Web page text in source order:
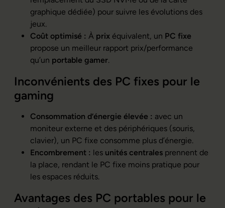
graphique dédiée) pour suivre les évolutions des
jeux.
Coût optimisé : À prix équivalent, un PC fixe
propose un meilleur rapport prix/performance
qu’un portable gamer.
Inconvénients des PC fixes pour le
gaming
Consommation d’énergie élevée : avec un
moniteur externe et des périphériques (souris,
clavier), un PC fixe consomme plus d’énergie.
Encombrement : les unités centrales prennent de
la place, rendant le PC fixe moins pratique pour
les espaces réduits.
Avantages des PC portables pour le